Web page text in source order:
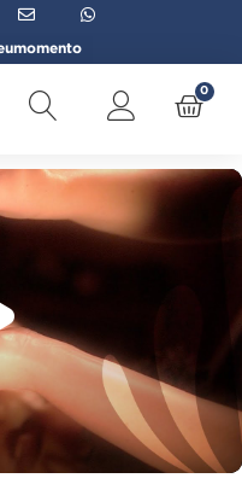
0